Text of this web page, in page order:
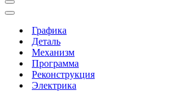
Меню
навигации
Меню
навигацииГрафика
Деталь
Механизм
Программа
Реконструкция
Электрика